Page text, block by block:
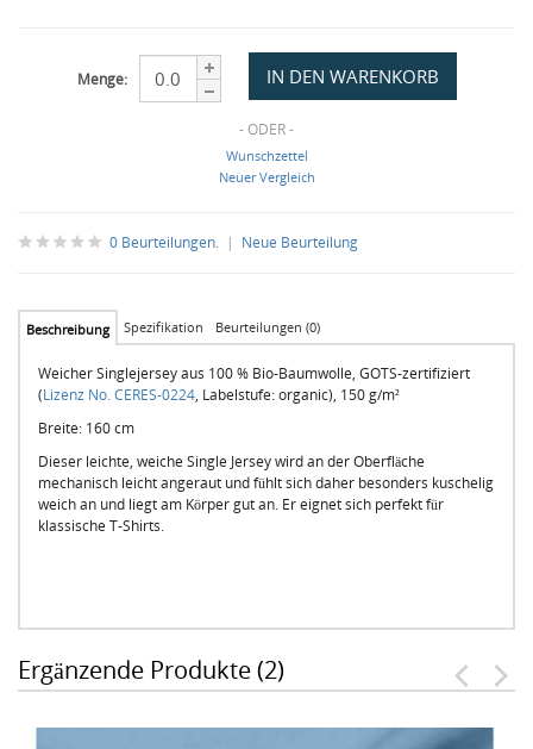
Menge:
- ODER -
Wunschzettel
Neuer Vergleich
0 Beurteilungen. | Neue Beurteilung
Beschreibung Spezifikation Beurteilungen (0)
Weicher Singlejersey aus 100 % Bio-Baumwolle, GOTS-zertifiziert
(Lizenz No. CERES-0224, Labelstufe: organic), 150 g/m²
Breite: 160 cm
Dieser leichte, weiche Single Jersey wird an der Oberfläche
mechanisch leicht angeraut und fühlt sich daher besonders kuschelig
weich an und liegt am Körper gut an. Er eignet sich perfekt für
klassische T-Shirts.
Ergänzende Produkte (2)